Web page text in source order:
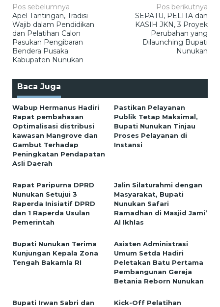
Navigasi
pos
Pos sebelumnya
Apel Tantingan, Tradisi
Wajib dalam Pendidikan
dan Pelatihan Calon
Pasukan Pengibaran
Bendera Pusaka
Kabupaten Nunukan
Pos berikutnya
SEPATU, PELITA dan
KASIH JKN, 3 Proyek
Perubahan yang
Dilaunching Bupati
Nunukan
Baca Juga
Wabup Hermanus Hadiri
Rapat pembahasan
Optimalisasi distribusi
kawasan Mangrove dan
Gambut Terhadap
Peningkatan Pendapatan
Asli Daerah
Pastikan Pelayanan
Publik Tetap Maksimal,
Bupati Nunukan Tinjau
Proses Pelayanan di
Instansi
Rapat Paripurna DPRD
Nunukan Setujui 3
Raperda Inisiatif DPRD
dan 1 Raperda Usulan
Pemerintah
Jalin Silaturahmi dengan
Masyarakat, Bupati
Nunukan Safari
Ramadhan di Masjid Jami’
Al Ikhlas
Bupati Nunukan Terima
Kunjungan Kepala Zona
Tengah Bakamla RI
Asisten Administrasi
Umum Setda Hadiri
Peletakan Batu Pertama
Pembangunan Gereja
Betania Reborn Nunukan
Bupati Irwan Sabri dan
Kick-Off Pelatihan